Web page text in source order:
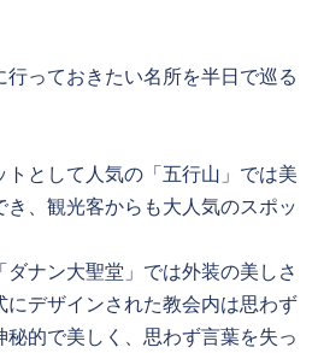
行っておきたい名所を半日で巡る
トとして人気の「五行山」では美
き、観光客からも大人気のスポッ
ダナン大聖堂」では外装の美しさ
にデザインされた教会内は思わず
秘的で美しく、思わず言葉を失っ